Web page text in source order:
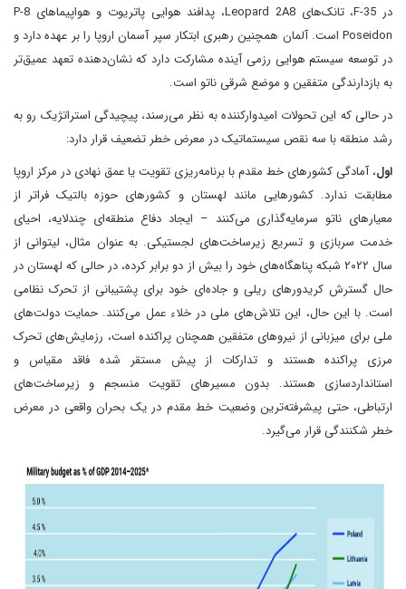
در F-35، تانک‌های Leopard 2A8، پدافند هوایی پاتریوت و هواپیماهای P-8
Poseidon است. آلمان همچنین رهبری ابتکار سپر آسمان اروپا را بر عهده دارد و
در توسعه سیستم هوایی رزمی آینده مشارکت دارد که نشان‌دهنده تعهد عمیق‌تر
به بازدارندگی متفقین و موضع شرقی ناتو است.
در حالی که این تحولات امیدوارکننده به نظر می‌رسند، پیچیدگی استراتژیک رو به
رشد منطقه با سه نقص سیستماتیک در معرض خطر تضعیف قرار دارد:
اول، آمادگی کشورهای خط مقدم با برنامه‌ریزی تقویت یا عمق نهادی در مرکز اروپا
مطابقت ندارد. کشورهایی مانند لهستان و کشورهای حوزه بالتیک فراتر از
معیارهای ناتو سرمایه‌گذاری می‌کنند – ایجاد دفاع منطقه‌ای چندلایه، احیای
خدمت سربازی و تسریع زیرساخت‌های لجستیکی. به عنوان مثال، لیتوانی از
سال ۲۰۲۲ شبکه پناهگاه‌های خود را بیش از دو برابر کرده، در حالی که لهستان در
حال گسترش کریدورهای ریلی و جاده‌ای خود برای پشتیبانی از تحرک نظامی
است. با این حال، این تلاش‌های ملی در خلاء عمل می‌کنند. حمایت دولت‌های
ملی برای میزبانی از نیروهای متفقین همچنان پراکنده است، رزمایش‌های تحرک
مرزی پراکنده هستند و تدارکات از پیش مستقر شده فاقد مقیاس و
استانداردسازی هستند. بدون مسیرهای تقویت منسجم و زیرساخت‌های
ارتباطی، حتی پیشرفته‌ترین وضعیت خط مقدم در یک بحران واقعی در معرض
خطر شکنندگی قرار می‌گیرد.